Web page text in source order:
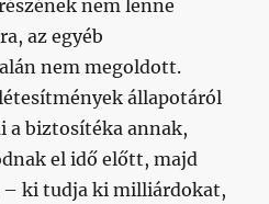
nem lenne
az egyéb
nem megoldott.
állapotáról
a biztosítéka annak,
el idő előtt, majd
ki tudja ki milliárdokat,